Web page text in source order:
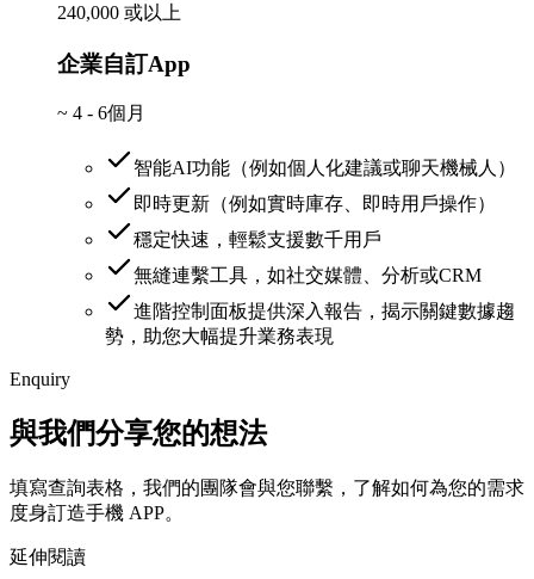
240,000 或以上
企業自訂App
~ 4 - 6個月
智能AI功能（例如個人化建議或聊天機械人）
即時更新（例如實時庫存、即時用戶操作）
穩定快速，輕鬆支援數千用戶
無縫連繫工具，如社交媒體、分析或CRM
進階控制面板提供深入報告，揭示關鍵數據趨
勢，助您大幅提升業務表現
Enquiry
與我們分享您的想法
填寫查詢表格，我們的團隊會與您聯繫，了解如何為您的需求
度身訂造手機 APP。
延伸閱讀